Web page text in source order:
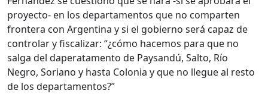
proyecto- en los departamentos que no comparten
frontera con Argentina y si el gobierno será capaz de
controlar y fiscalizar: “¿cómo hacemos para que no
salga del daperatamento de Paysandú, Salto, Río
Negro, Soriano y hasta Colonia y que no llegue al resto
de los departamentos?”